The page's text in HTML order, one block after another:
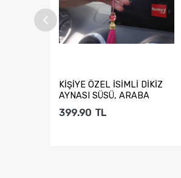
KİŞİYE ÖZEL İSİMLİ DİKİZ
AYNASI SÜSÜ, ARABA
SÜSÜ...
399.90 TL